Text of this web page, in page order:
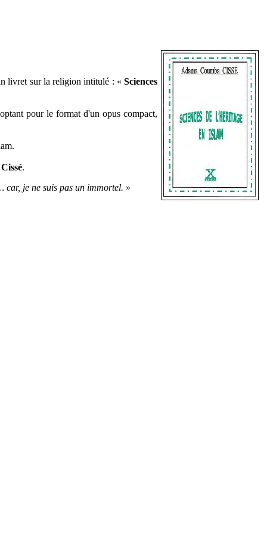
livret sur la religion intitulé : « Sciences
pour le format d'un opus compact,
.
car, je ne suis pas un immortel. »